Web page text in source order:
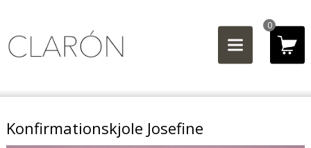
0
Konfirmationskjole Josefine